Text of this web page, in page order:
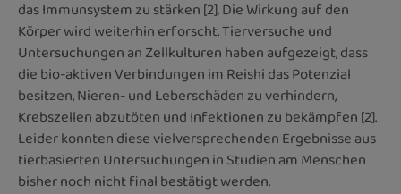
das Immunsystem zu stärken [2]. Die Wirkung auf den
Körper wird weiterhin erforscht. Tierversuche und
Untersuchungen an Zellkulturen haben aufgezeigt, dass
die bio-aktiven Verbindungen im Reishi das Potenzial
besitzen, Nieren- und Leberschäden zu verhindern,
Krebszellen abzutöten und Infektionen zu bekämpfen [2].
Leider konnten diese vielversprechenden Ergebnisse aus
tierbasierten Untersuchungen in Studien am Menschen
bisher noch nicht final bestätigt werden.